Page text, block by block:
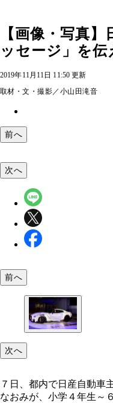
【画像・写真
ッセージ」を伝
2019年11月11日 11:50 更新
取材・文・撮影／小山田滝音
前へ
次へ
前へ
次へ
７日、都内で日産自動
なおみが、小学４年生～